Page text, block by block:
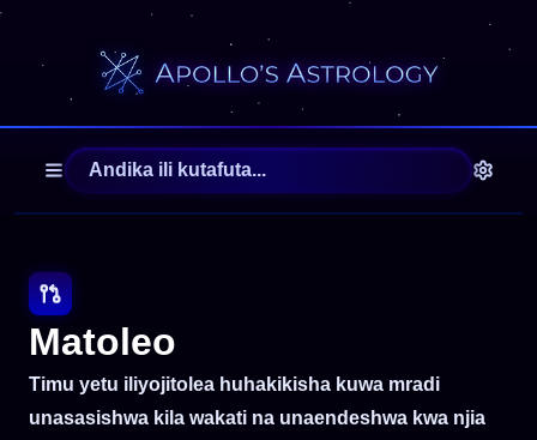
Matoleo
Timu yetu iliyojitolea huhakikisha kuwa mradi
unasasishwa kila wakati na unaendeshwa kwa njia